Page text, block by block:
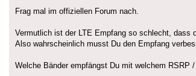
Frag mal im offiziellen Forum nach.
Vermutlich ist der LTE Empfang so schlecht, dass
Also wahrscheinlich musst Du den Empfang
Welche Bänder empfängst Du mit welchem RSRP